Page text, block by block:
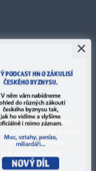
svolení vydavatele je
rozmnožování a šíření
v českém nebo
rozmnožování
dat
×